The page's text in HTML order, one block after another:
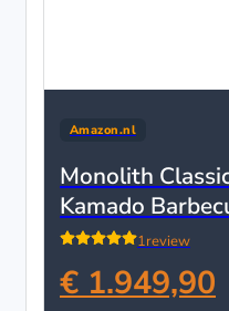
Amazon.nl
Monolith
Kamado
1review
€ 1.949,90